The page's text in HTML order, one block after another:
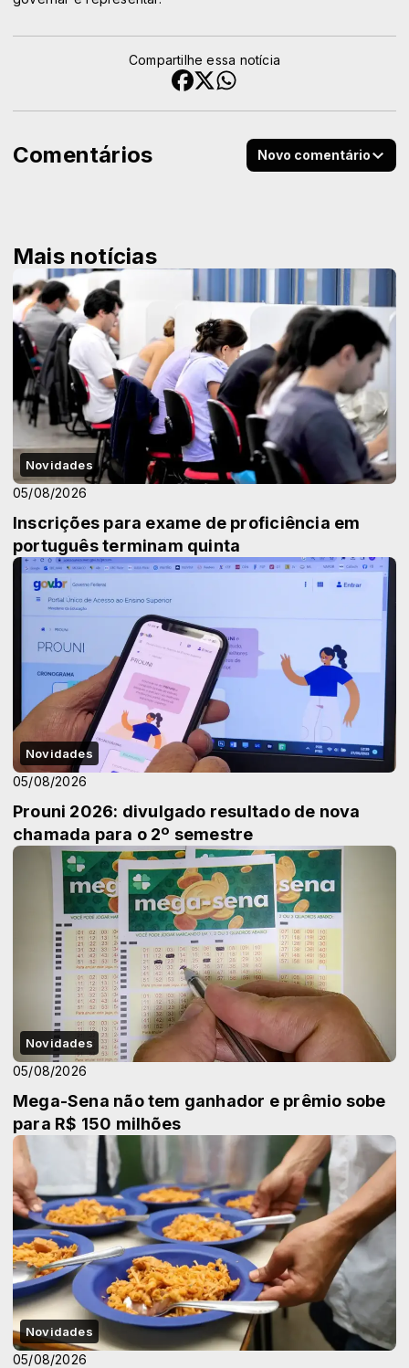
Compartilhe essa notícia
Comentários Novo comentário
Mais notícias
Novidades
05/08/2026
Inscrições para exame de proficiência em
português terminam quinta
Novidades
05/08/2026
Prouni 2026: divulgado resultado de nova
chamada para o 2º semestre
Novidades
05/08/2026
Mega-Sena não tem ganhador e prêmio sobe
para R$ 150 milhões
Novidades
05/08/2026